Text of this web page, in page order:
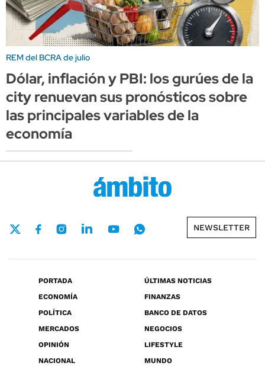
REM del BCRA de julio
Dólar, inflación y PBI: los gurúes de la
city renuevan sus pronósticos sobre
las principales variables de la
economía
NEWSLETTER
PORTADA
ÚLTIMAS NOTICIAS
ECONOMÍA
FINANZAS
POLÍTICA
BANCO DE DATOS
MERCADOS
NEGOCIOS
OPINIÓN
LIFESTYLE
NACIONAL
MUNDO